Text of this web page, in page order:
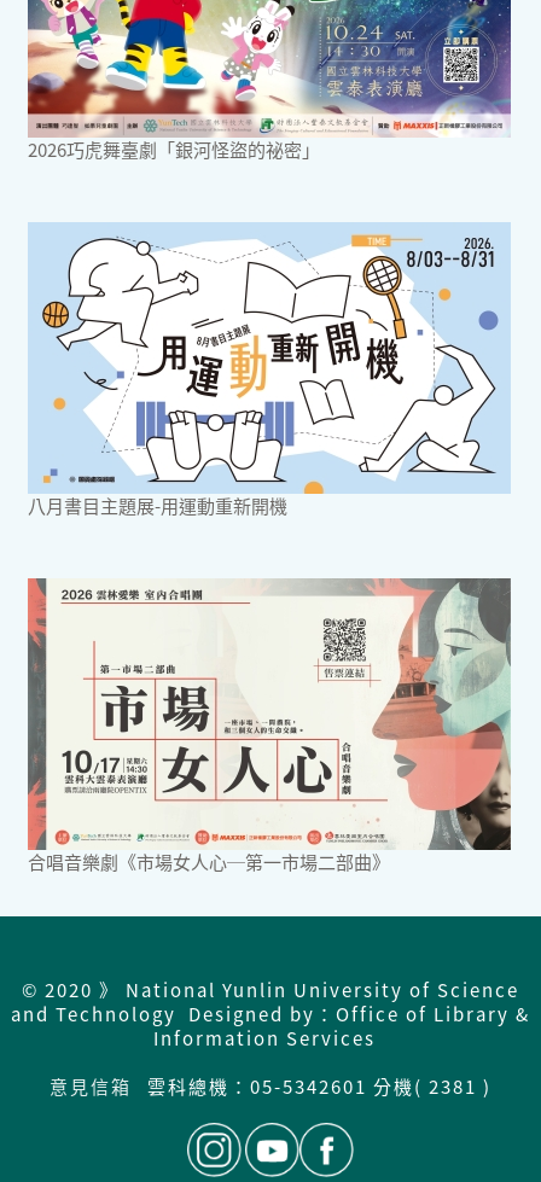
2026巧虎舞臺劇「銀河怪盜的祕密」
八月書目主題展-用運動重新開機
合唱音樂劇《市場女人心─第一市場二部曲》
© 2020 》 National Yunlin University of Science
and Technology Designed by：Office of Library &
Information Services
意見信箱
雲科總機： 05-5342601 分機( 2381 )